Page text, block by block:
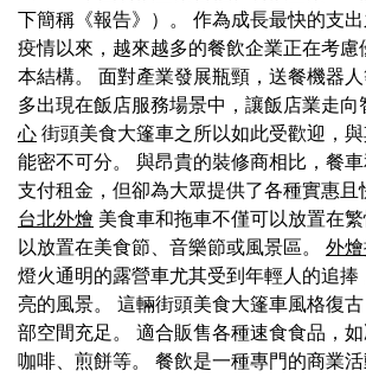
下簡稱《報告》）。 作為成長最快的支
疫情以來，越來越多的餐飲企業正在考慮
本結構。 面對產業發展瓶頸，送餐機器
多出現在飯店服務場景中，讓飯店業走向
心 街頭美食大篷車之所以如此受歡迎，
能密不可分。 與昂貴的裝修商相比，餐
支付租金，但卻為大眾提供了各種實惠且
台北外燴 美食車和拖車不僅可以放置在
以放置在美食節、音樂節或風景區。 外
燈火通明的露營車尤其受到年輕人的追捧
亮的風景。 這輛街頭美食大篷車風格復
部空間充足。 適合販售各種速食食品，如
咖啡、煎餅等。 餐飲是一種專門的商業